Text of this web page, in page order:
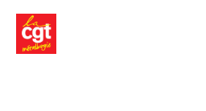
content